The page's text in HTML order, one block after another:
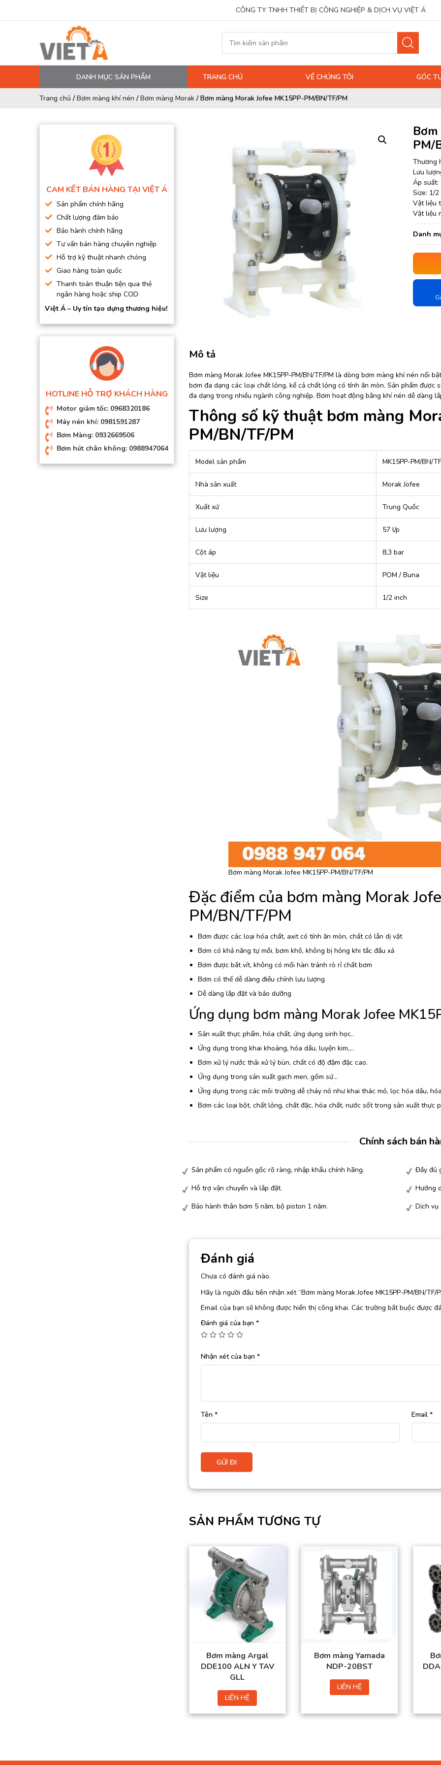
CÔNG TY TNHH THIẾT BỊ CÔNG NGHIỆP & DỊCH VỤ VIỆT Á
DANH MỤC SẢN PHẨM
MÁY NÉN KHÍ
DẦU MÁY NÉN KHÍ
DÂY HƠI, ỐNG HƠI
BƠM MÀNG KHÍ NÉN
BƠM HÚT CHÂN KHÔNG
BƠM ĐỊNH LƯỢNG
MOTOR, HỘP GIẢM TỐC
MÁY TẠO KHÍ NITO
TRANG CHỦ VỀ CHÚNG TÔI GÓC
Trang chủ /Bơm màng khí nén /Bơm màng Morak /Bơm màng Morak Jofee MK15PP-PM/BN/TF/PM
CAM KẾT BÁN HÀNG TẠI VIỆT Á
Sản phẩm chính hãng
Chất lượng đảm bảo
Bảo hành chính hãng
Tư vấn bán hàng chuyên nghiệp
Hỗ trợ kỹ thuật nhanh chóng
Giao hàng toàn quốc
Thanh toán thuận tiện qua thẻ
ngân hàng hoặc ship COD
Việt Á – Uy tín tạo dựng thương hiệu!
HOTLINE HỖ TRỢ KHÁCH HÀNG
Motor giảm tốc: 0968320186
Máy nén khí: 0981591287
Bơm Màng: 0932669506
Bơm hút chân không: 0988947064
PM/
Thương
Lưu
Áp suất:
Size: 1/2
Vật liệu
Vật liệu
Danh
Mô tả
Bơm màng Morak Jofee MK15PP-PM/BN/TF/PM là dòng bơm màng khí nén nổi
bơm đa dạng các loại chất lỏng, kể cả chất lỏng có tính ăn mòn. Sản phẩm
đa dạng trong nhiều ngành công nghiệp. Bơm hoạt động bằng khí nén dễ dàng
Thông số kỹ thuật bơm màng
PM/BN/TF/PM
Model sản phẩm MK15PP-PM/BN/
Nhà sản xuất Morak Jofee
Xuất xứ Trung Quốc
Lưu lượng 57 l/p
Cột áp 8,3 bar
Vật liệu POM / Buna
Size 1/2 inch
Bơm màng Morak Jofee MK15PP-PM/BN/TF/PM
Đặc điểm của bơm màng Morak
PM/BN/TF/PM
Bơm được các loại hóa chất, axit có tính ăn mòn, chất có lẫn dị vật
Bơm có khả năng tự mồi, bơm khô, không bị hỏng khi tắc đầu xả
Bơm được bắt vít, không có mối hàn tránh rò rỉ chất bơm
Bơm có thể dễ dàng điều chỉnh lưu lượng
Dễ dàng lắp đặt và bảo dưỡng
Ứng dụng bơm màng Morak Jofee
Sản xuất thực phẩm, hóa chất, ứng dụng sinh học..
Ứng dụng trong khai khoáng, hóa dầu, luyện kim,…
Bơm xử lý nước thải xử lý bùn, chất có độ đậm đặc cao.
Ứng dụng trong sản xuất gạch men, gốm sứ…
Ứng dụng trong các môi trường dễ cháy nỏ như khai thác mỏ, lọc hóa dầu,
Bơm các loại bột, chất lỏng, chất đặc, hóa chất, nước sốt trong sản xuất thực
Chính sách bán
Sản phẩm có nguồn gốc rõ ràng, nhập khẩu chính hãng.
Đầy đủ
Hỗ trợ vận chuyển và lắp đặt.
Hướng
Bảo hành thân bơm 5 năm, bộ piston 1 năm.
Dịch vụ
Đánh giá
Chưa có đánh giá nào.
Hãy là người đầu tiên nhận xét “Bơm màng Morak Jofee MK15PP-PM/BN/TF/
Email của bạn sẽ không được hiển thị công khai. Các trường bắt buộc được
Đánh giá của bạn *
Nhận xét của bạn *
Tên * Email *
SẢN PHẨM TƯƠNG TỰ
Bơm màng Argal
DDE100 ALN Y TAV
GLL
LIÊN HỆ
Bơm màng Yamada
NDP-20BST
LIÊN HỆ